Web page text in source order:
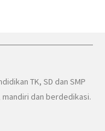
TK, SD dan SMP
dan berdedikasi.